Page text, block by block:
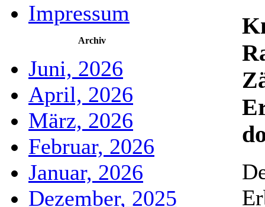
Impressum
Archiv
Juni, 2026
April, 2026
März, 2026
Februar, 2026
Januar, 2026
Dezember, 2025